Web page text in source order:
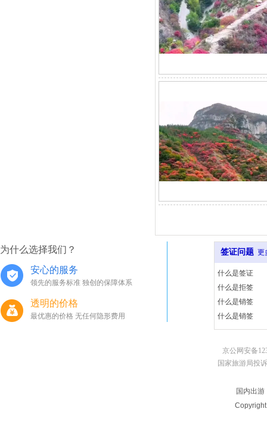
签证问题 更
什么是签证
什么是拒签
什么是销签
什么是销签
为什么选择我们？
安心的服务
领先的服务标准 独创的保障体系
透明的价格
最优惠的价格 无任何隐形费用
京公网安备
国家旅游局投
国内出游